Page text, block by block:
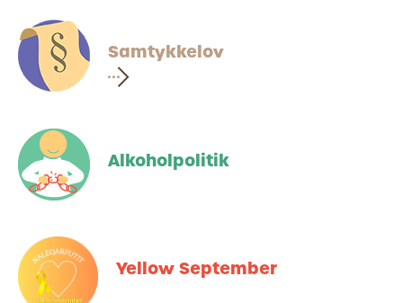
Samtykkelov
Alkoholpolitik
Yellow September